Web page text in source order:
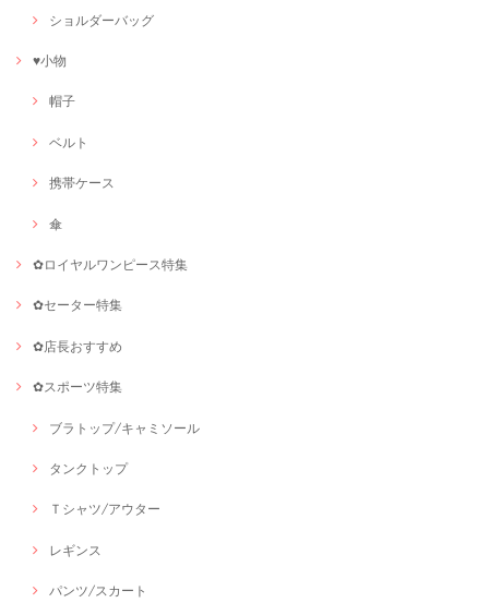
ショルダーバッグ
♥小物
帽子
ベルト
携帯ケース
傘
✿ロイヤルワンピース特集
✿セーター特集
✿店長おすすめ
✿スポーツ特集
ブラトップ/キャミソール
タンクトップ
Ｔシャツ/アウター
レギンス
パンツ/スカート